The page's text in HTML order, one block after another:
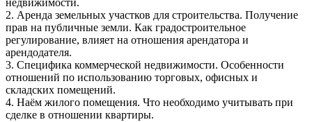
недвижимости.
2. Аренда земельных участков для строительства. Получение
прав на публичные земли. Как градостроительное
регулирование, влияет на отношения арендатора и
арендодателя.
3. Специфика коммерческой недвижимости. Особенности
отношений по использованию торговых, офисных и
складских помещений.
4. Наём жилого помещения. Что необходимо учитывать при
сделке в отношении квартиры.